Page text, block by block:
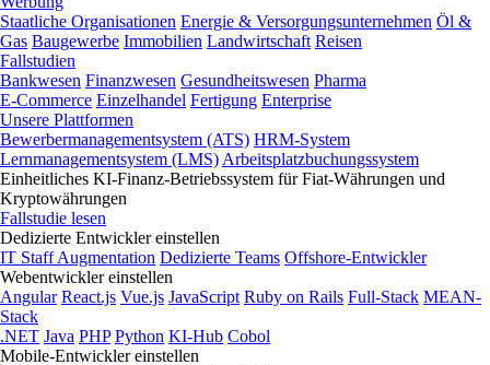
Staatliche Organisationen Energie & Versorgungsunternehmen Öl &
Gas Baugewerbe Immobilien Landwirtschaft Reisen
Fallstudien
Bankwesen Finanzwesen Gesundheitswesen Pharma
E-Commerce Einzelhandel Fertigung Enterprise
Unsere Plattformen
Bewerbermanagementsystem (ATS) HRM-System
Lernmanagementsystem (LMS) Arbeitsplatzbuchungssystem
Einheitliches KI-Finanz-Betriebssystem für Fiat-Währungen und
Kryptowährungen
Fallstudie lesen
Dedizierte Entwickler einstellen
IT Staff Augmentation Dedizierte Teams Offshore-Entwickler
Webentwickler einstellen
Angular React.js Vue.js JavaScript Ruby on Rails Full-Stack MEAN-
Stack
.NET Java PHP Python KI-Hub Cobol
Mobile-Entwickler einstellen